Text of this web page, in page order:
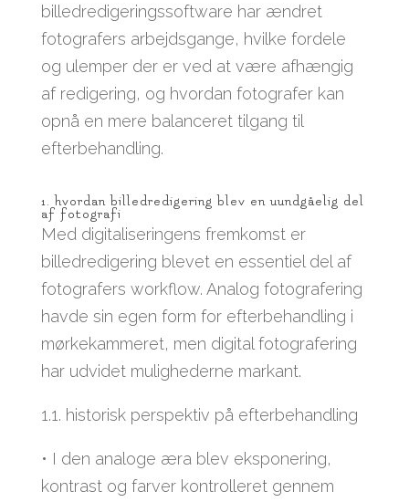
billedredigeringssoftware har ændret
fotografers arbejdsgange, hvilke fordele
og ulemper der er ved at være afhængig
af redigering, og hvordan fotografer kan
opnå en mere balanceret tilgang til
efterbehandling.
1. hvordan billedredigering blev en uundgåelig del
af fotografi
Med digitaliseringens fremkomst er
billedredigering blevet en essentiel del af
fotografers workflow. Analog fotografering
havde sin egen form for efterbehandling i
mørkekammeret, men digital fotografering
har udvidet mulighederne markant.
1.1. historisk perspektiv på efterbehandling
• I den analoge æra blev eksponering,
kontrast og farver kontrolleret gennem